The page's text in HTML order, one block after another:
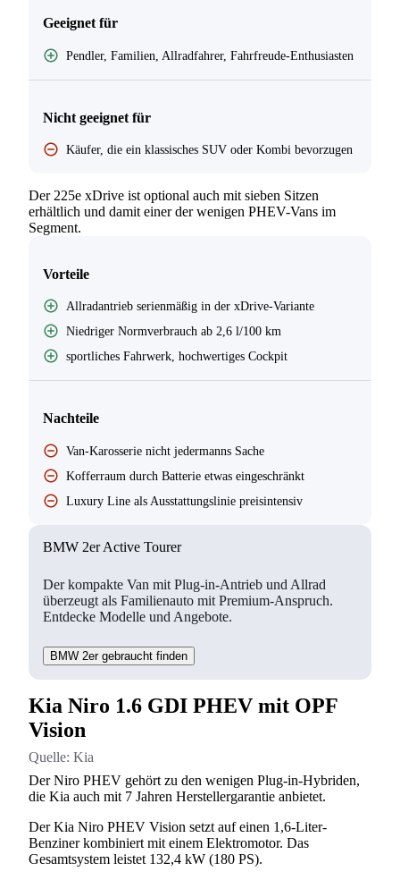
Geeignet für
Pendler, Familien, Allradfahrer, Fahrfreude-Enthusiasten
Nicht geeignet für
Käufer, die ein klassisches SUV oder Kombi bevorzugen
Der 225e xDrive ist optional auch mit sieben Sitzen
erhältlich und damit einer der wenigen PHEV-Vans im
Segment.
Vorteile
Allradantrieb serienmäßig in der xDrive-Variante
Niedriger Normverbrauch ab 2,6 l/100 km
sportliches Fahrwerk, hochwertiges Cockpit
Nachteile
Van-Karosserie nicht jedermanns Sache
Kofferraum durch Batterie etwas eingeschränkt
Luxury Line als Ausstattungslinie preisintensiv
BMW 2er Active Tourer
Der kompakte Van mit Plug-in-Antrieb und Allrad
überzeugt als Familienauto mit Premium-Anspruch.
Entdecke Modelle und Angebote.
BMW 2er gebraucht finden
Kia Niro 1.6 GDI PHEV mit OPF
Vision
Quelle: Kia
Der Niro PHEV gehört zu den wenigen Plug-in-Hybriden,
die Kia auch mit 7 Jahren Herstellergarantie anbietet.
Der Kia Niro PHEV Vision setzt auf einen 1,6-Liter-
Benziner kombiniert mit einem Elektromotor. Das
Gesamtsystem leistet 132,4 kW (180 PS).